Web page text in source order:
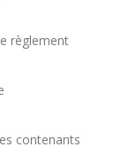
règlement
contenants